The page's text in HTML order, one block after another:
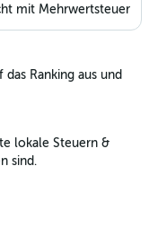
mit Mehrwertsteuer
Ranking aus und
lokale Steuern &
sind.